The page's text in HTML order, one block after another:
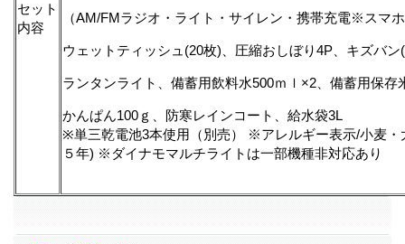
セット
内容
（AM/FMラジオ・ライト・サイレン・携帯充電※スマ
ウェットティッシュ(20枚)、圧縮おしぼり4P、キズバ
ランタンライト、備蓄用飲料水500ｍｌ×2、備蓄用保
かんぱん100ｇ、防寒レインコート、給水袋3L
※単三乾電池3本使用（別売） ※アレルギー表示/小麦
５年) ※ダイナモマルチライトは一部機種非対応あり